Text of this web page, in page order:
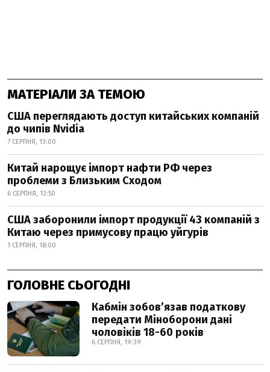
МАТЕРІАЛИ ЗА ТЕМОЮ
США переглядають доступ китайських компаній
до чипів Nvidia
7 СЕРПНЯ, 13:00
Китай нарощує імпорт нафти РФ через
проблеми з Близьким Сходом
6 СЕРПНЯ, 12:50
США заборонили імпорт продукції 43 компаній з
Китаю через примусову працю уйгурів
1 СЕРПНЯ, 18:00
ГОЛОВНЕ СЬОГОДНІ
Кабмін зобовʼязав податкову
передати Міноборони дані
чоловіків 18-60 років
6 СЕРПНЯ, 19:39